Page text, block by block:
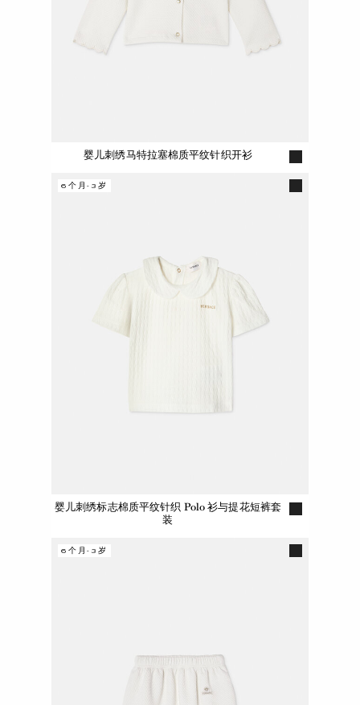
婴儿刺绣马特拉塞棉质平纹针织开衫
婴儿刺绣标志棉质平纹针织 Polo 衫与提花短裤套
装
6个月-3岁
6个月-3岁